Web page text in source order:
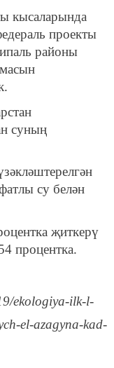
кысаларында
проекты
районы
суның
су белән
җиткерү
процентка.
ekologiya-ilk-l-
el-azagyna-kad-